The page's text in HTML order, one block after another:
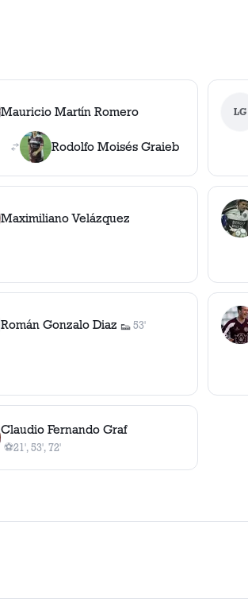
Mauricio Martín Romero
Rodolfo Moisés Graieb
LG
Maximiliano Velázquez
Román Gonzalo Diaz 👟
1asistencia
53'
Claudio Fernando Graf
⚽
3gol es, 21', 53', 72'
21', 53', 72'